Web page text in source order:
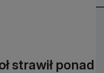
strawił ponad